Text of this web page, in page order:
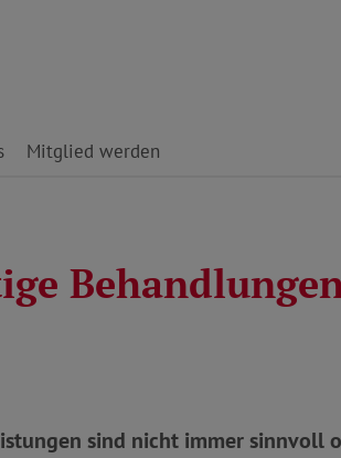
Mitglied werden
sind nicht immer sinnvoll